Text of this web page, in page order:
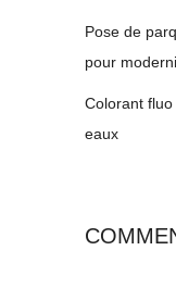
Pose de
pour
Colorant fluo
eaux